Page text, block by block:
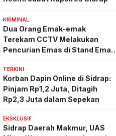
KRIMINAL
Dua Orang Emak-emak
Terekam CCTV Melakukan
Pencurian Emas di Stand Emas
TERKINI
Korban Dapin Online di Sidrap:
Pinjam Rp1,2 Juta, Ditagih
Rp2,3 Juta dalam Sepekan
EKSKLUSIF
Sidrap Daerah Makmur, UAS